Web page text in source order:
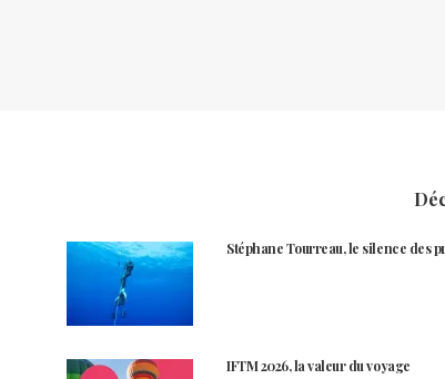
Stéphane Tourreau, le silence des
IFTM 2026, la valeur du voyage